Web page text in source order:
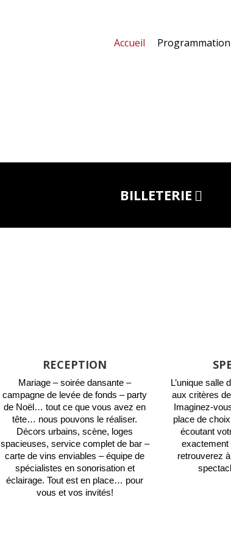
Accueil Programmation
BILLETERIE
RECEPTION
Mariage – soirée dansante –
campagne de levée de fonds – party
de Noël… tout ce que vous avez en
tête… nous pouvons le réaliser.
Décors urbains, scène, loges
spacieuses, service complet de bar –
carte de vins enviables – équipe de
spécialistes en sonorisation et
éclairage. Tout est en place… pour
vous et vos invités!
L’unique salle
aux critères
Imaginez-
place de
écoutant
exactement
retrouverez